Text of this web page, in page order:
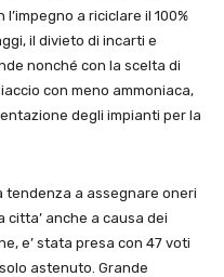
l’impegno a riciclare il 100%
il divieto di incarti e
nonché con la scelta di
con meno ammoniaca,
degli impianti per la
tendenza a assegnare oneri
citta’ anche a causa dei
e’ stata presa con 47 voti
astenuto. Grande